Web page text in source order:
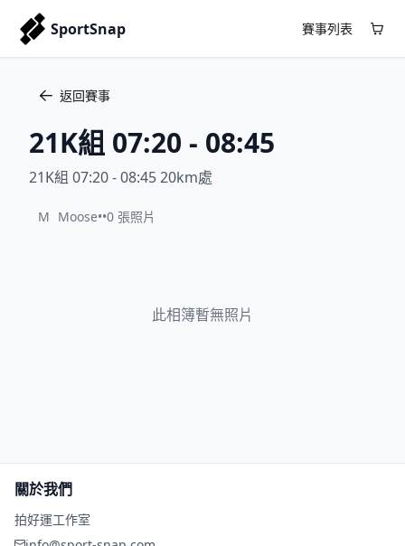
SportSnap 賽事列表
返回賽事
21K組 07:20 - 08:45
21K組 07:20 - 08:45 20km處
M Moose••0 張照片
此相簿暫無照片
關於我們
拍好運工作室